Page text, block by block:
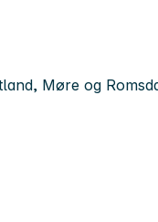
Møre og